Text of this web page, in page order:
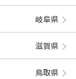
岐阜県
滋賀県
鳥取県